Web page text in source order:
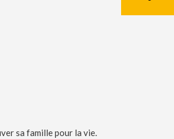
sa famille pour la vie.